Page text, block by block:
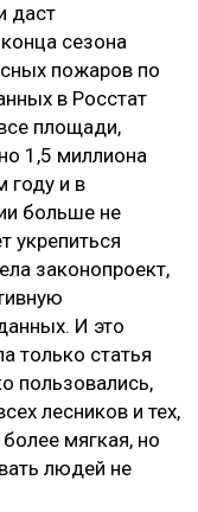
даст
сезона
пожаров по
в Росстат
площади,
1,5 миллиона
году и в
больше не
укрепиться
законопроект,
И это
только статья
пользовались,
лесников и тех,
мягкая, но
людей не